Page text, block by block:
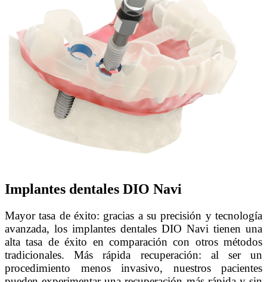
Implantes dentales DIO Navi
Mayor tasa de éxito: gracias a su precisión y tecnología
avanzada, los implantes dentales DIO Navi tienen una
alta tasa de éxito en comparación con otros métodos
tradicionales. Más rápida recuperación: al ser un
procedimiento menos invasivo, nuestros pacientes